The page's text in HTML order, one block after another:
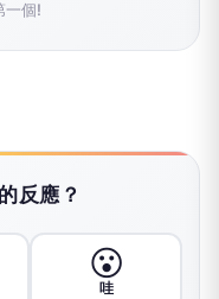
一個!
反應？
😮
哇